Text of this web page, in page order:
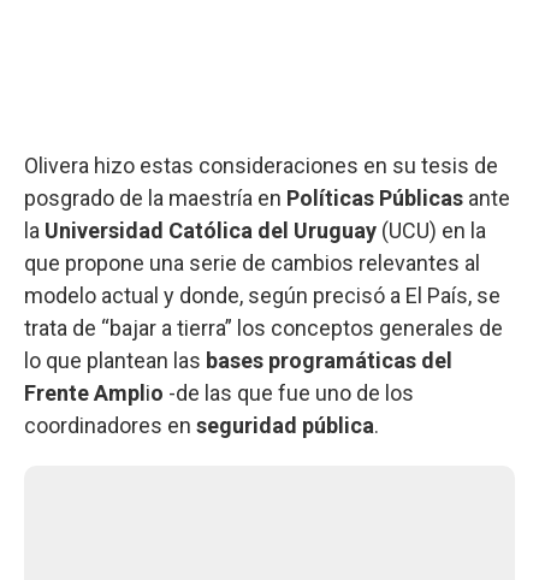
Olivera hizo estas consideraciones en su tesis de
posgrado de la maestría en Políticas Públicas ante
la Universidad Católica del Uruguay (UCU) en la
que propone una serie de cambios relevantes al
modelo actual y donde, según precisó a El País, se
trata de “bajar a tierra” los conceptos generales de
lo que plantean las bases programáticas del
Frente Ampl io -de las que fue uno de los
coordinadores en seguridad pública.